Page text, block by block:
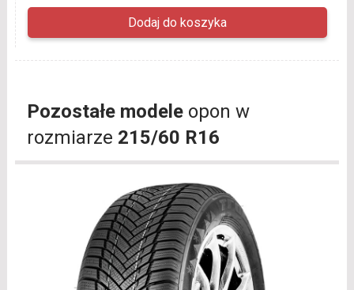
Pozostałe modeleopon w
rozmiarze 215/60 R16